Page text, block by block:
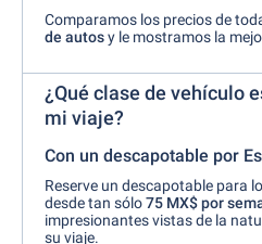
Comparamos los precios de
de autosy le mostramos la
¿Qué clase de vehículo
mi viaje?
Con un descapotable por
Reserve un descapotable para
desde tan sólo75 MX$ por
impresionantes vistas de la
su viaje.